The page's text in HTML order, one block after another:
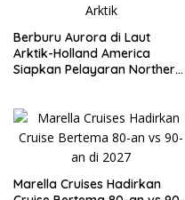
Berburu Aurora di Laut
Arktik-Holland America
Siapkan Pelayaran Northern
Marella Cruises Hadirkan